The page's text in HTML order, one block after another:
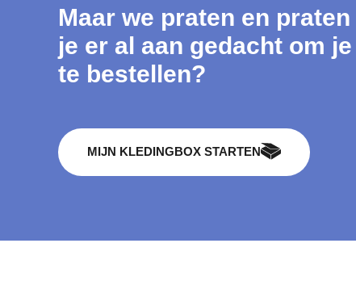
Maar we praten en praten
je er al aan gedacht om
te bestellen?
MIJN KLEDINGBOX STARTEN